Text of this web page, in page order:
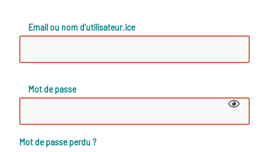
Email ou nom d'utilisateur.ice
Mot de passe
Mot de passe perdu ?